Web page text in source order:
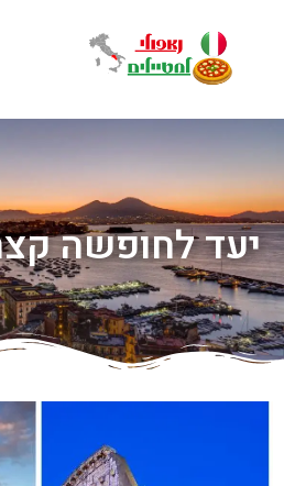
יעד לחופשה